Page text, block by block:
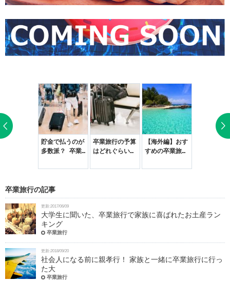
貯金で払うのが
多数派？ 卒業
に用意してもら
15.8％！
卒業旅行の予算
はどれぐらい？
にかけたお金ラ
【海外編】おす
すめの卒業旅行
コツ 行き先が
卒業旅行の記事
更新:2017/06/09
大学生に聞いた、卒業旅行で家族に喜ばれたお土産ラン
キング
卒業旅行
更新:2018/09/20
社会人になる前に親孝行！ 家族と一緒に卒業旅行に行っ
た大
卒業旅行